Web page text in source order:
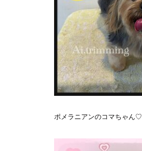
ポメラニアンのコマちゃん♡